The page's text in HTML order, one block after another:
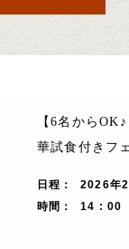
【6名から
華試食付きフ
日程
2026年2
時間
14 : 00